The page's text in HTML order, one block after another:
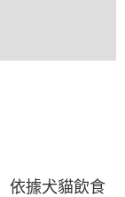
依據犬貓飲食